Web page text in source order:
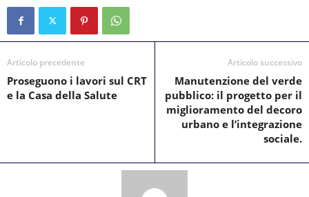
Articolo precedente
Proseguono i lavori sul CRT
e la Casa della Salute
Articolo successivo
Manutenzione del verde
pubblico: il progetto per il
miglioramento del decoro
urbano e l’integrazione
sociale.